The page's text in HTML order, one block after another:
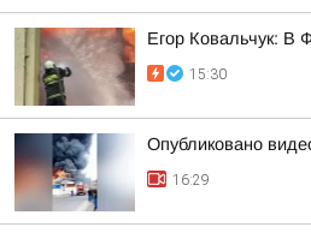
Егор Ковальчук: В
15:30
Опубликовано
16:29